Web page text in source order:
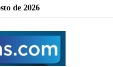
de 2026